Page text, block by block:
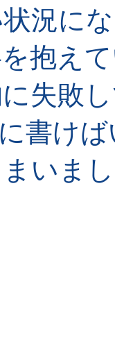
況に
抱え
失敗
書け
いま